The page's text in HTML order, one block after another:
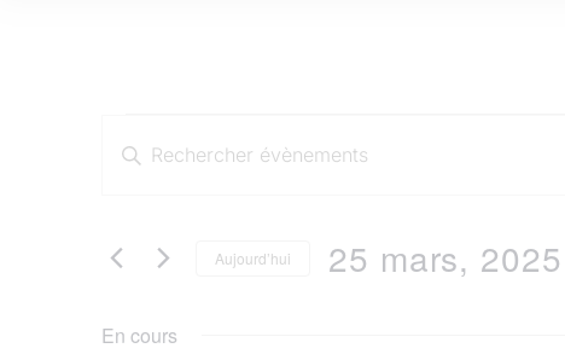
Recherche
et
Saisir
clé.
Rechercher
Aujourd’hui 25 mars, 2025
En cours